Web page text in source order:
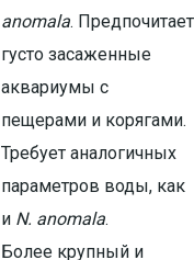
anomala. Предпочитает
густо засаженные
аквариумы с
пещерами и корягами.
Требует аналогичных
параметров воды, как
и N. anomala.
Более крупный и